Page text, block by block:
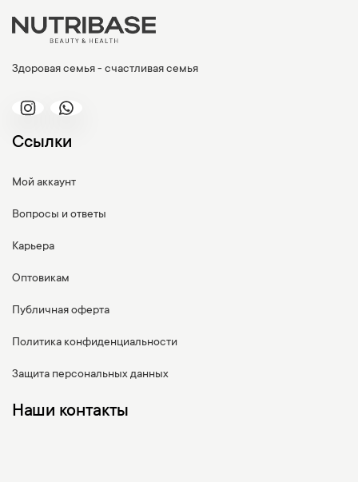
Здоровая семья - счастливая семья
Ссылки
Мой аккаунт
Вопросы и ответы
Карьера
Оптовикам
Публичная оферта
Политика конфиденциальности
Защита персональных данных
Наши контакты